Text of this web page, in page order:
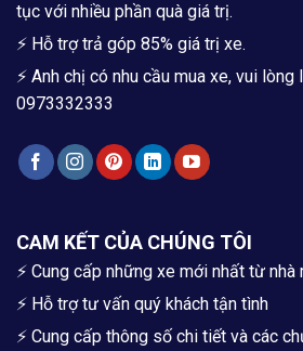
tục với nhiều phần quà giá trị.
⚡ Hỗ trợ trả góp 85% giá trị xe.
⚡ Anh chị có nhu cầu mua xe, vui lòng
0973332333
CAM KẾT CỦA CHÚNG TÔI
⚡ Cung cấp những xe mới nhất từ nhà
⚡ Hỗ trợ tư vấn quý khách tận tình
⚡ Cung cấp thông số chi tiết và các